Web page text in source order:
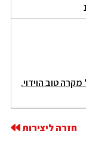
טוב הוידוי.
חזרה ליצירות